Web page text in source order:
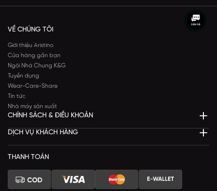
VỀ CHÚNG TÔI
Giới thiệu Aristino
Cửa hàng gần bạn
Ngôi Nhà Chung K&G
Tuyển dụng
Wear-Care-Share
Tin tức
Nhà máy sản xuất
CHÍNH SÁCH & ĐIỀU KHOẢN
DỊCH VỤ KHÁCH HÀNG
THANH TOÁN